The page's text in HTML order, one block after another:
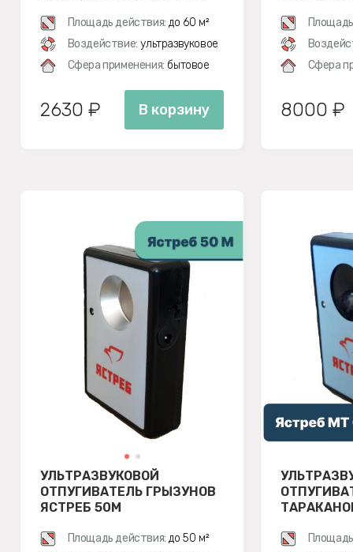
Площадь действия: до 60 м²
Воздействие: ультразвуковое
Сфера применения: бытовое
2630 ₽ В корзину
Сфера
8000 ₽
УЛЬТРАЗВУКОВОЙ
ОТПУГИВАТЕЛЬ ГРЫЗУНОВ
ЯСТРЕБ 50М
Площадь действия: до 50 м²